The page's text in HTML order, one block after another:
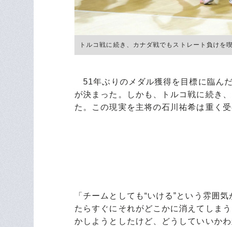
トルコ戦に続き、カナダ戦でもストレート負け
51年ぶりのメダル獲得を目標に臨ん
が決まった。しかも、トルコ戦に続き
た。この現実を主将の石川祐希は重く受
「チームとしても“いける”という雰囲
たらすぐにそれがどこかに消えてしま
かしようとしたけど、どうしていいか